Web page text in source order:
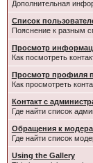
Дополнительная
Список
Пояснение к разным
Просмотр
Как посмотреть
Просмотр профиля
Как просмотреть
Контакт с
Где найти список
Обращения к
Где найти список
Using the Gallery